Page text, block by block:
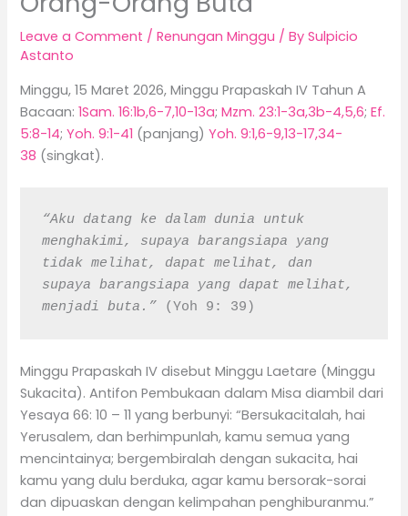
Leave a Comment /Renungan Minggu / BySulpicio
Astanto
Minggu, 15 Maret 2026, Minggu Prapaskah IV Tahun A
Bacaan:1Sam. 16:1b,6-7,10-13a;Mzm. 23:1-3a,3b-4,5,6;Ef.
5:8-14;Yoh. 9:1-41 (panjang)Yoh. 9:1,6-9,13-17,34-
38 (singkat).
“Aku datang ke dalam dunia untuk
menghakimi, supaya barangsiapa yang
tidak melihat, dapat melihat, dan
supaya barangsiapa yang dapat melihat,
menjadi buta.” (Yoh 9: 39)
Minggu Prapaskah IV disebut Minggu Laetare (Minggu
Sukacita). Antifon Pembukaan dalam Misa diambil dari
Yesaya 66: 10 – 11 yang berbunyi: “Bersukacitalah, hai
Yerusalem, dan berhimpunlah, kamu semua yang
mencintainya; bergembiralah dengan sukacita, hai
kamu yang dulu berduka, agar kamu bersorak-sorai
dan dipuaskan dengan kelimpahan penghiburanmu.”